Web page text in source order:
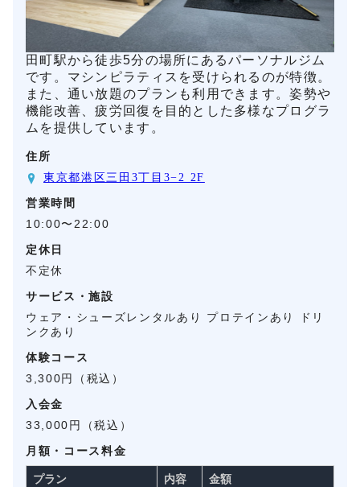
田町駅から徒歩5分の場所にあるパーソナルジム
です。マシンピラティスを受けられるのが特徴。
また、通い放題のプランも利用できます。姿勢や
機能改善、疲労回復を目的とした多様なプログラ
ムを提供しています。
住所
東京都港区三田3丁目3−2 2F
営業時間
10:00〜22:00
定休日
不定休
サービス・施設
ウェア・シューズレンタルあり プロテインあり ドリ
ンクあり
体験コース
3,300円（税込）
入会金
33,000円（税込）
月額・コース料金
プラン 内容 金額